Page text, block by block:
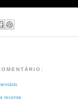
recente